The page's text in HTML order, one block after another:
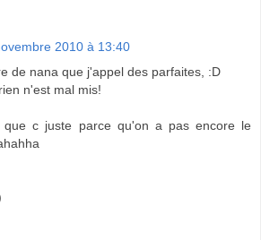
2010 à 13:40
de nana que j'appel des parfaites, :D
n'est mal mis!
que c juste parce qu'on a pas encore le